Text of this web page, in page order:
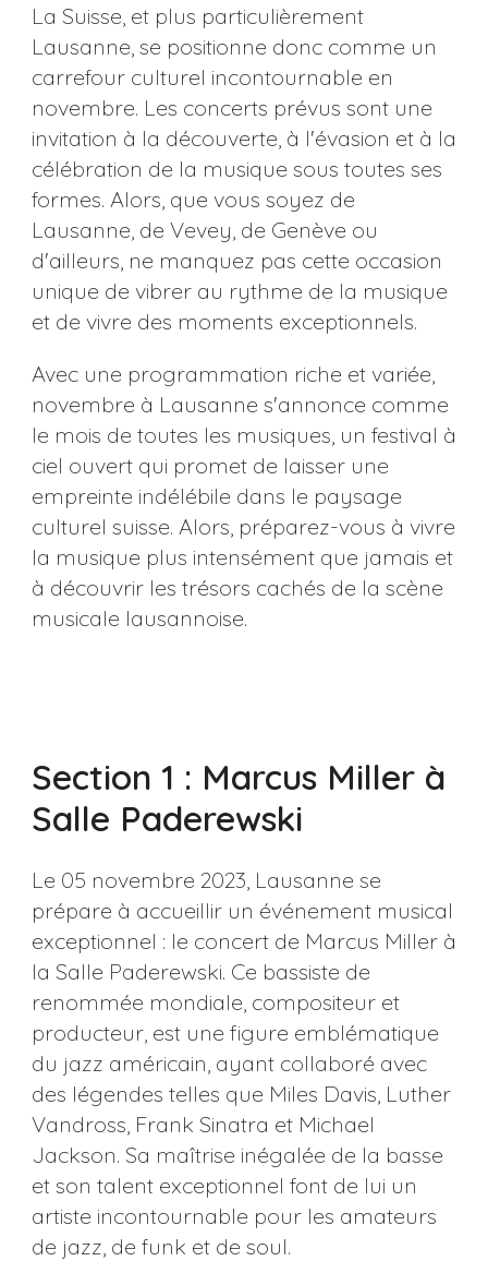
La Suisse, et plus particulièrement
Lausanne, se positionne donc comme un
carrefour culturel incontournable en
novembre. Les concerts prévus sont une
invitation à la découverte, à l'évasion et à la
célébration de la musique sous toutes ses
formes. Alors, que vous soyez de
Lausanne, de Vevey, de Genève ou
d'ailleurs, ne manquez pas cette occasion
unique de vibrer au rythme de la musique
et de vivre des moments exceptionnels.
Avec une programmation riche et variée,
novembre à Lausanne s'annonce comme
le mois de toutes les musiques, un festival à
ciel ouvert qui promet de laisser une
empreinte indélébile dans le paysage
culturel suisse. Alors, préparez-vous à vivre
la musique plus intensément que jamais et
à découvrir les trésors cachés de la scène
musicale lausannoise.
Section 1 : Marcus Miller à
Salle Paderewski
Le 05 novembre 2023, Lausanne se
prépare à accueillir un événement musical
exceptionnel : le concert de Marcus Miller à
la Salle Paderewski. Ce bassiste de
renommée mondiale, compositeur et
producteur, est une figure emblématique
du jazz américain, ayant collaboré avec
des légendes telles que Miles Davis, Luther
Vandross, Frank Sinatra et Michael
Jackson. Sa maîtrise inégalée de la basse
et son talent exceptionnel font de lui un
artiste incontournable pour les amateurs
de jazz, de funk et de soul.